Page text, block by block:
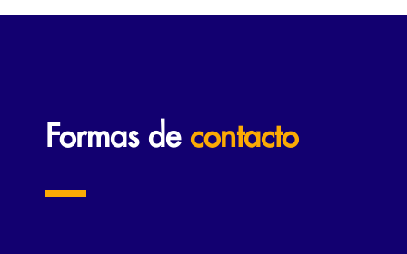
Formas de contacto